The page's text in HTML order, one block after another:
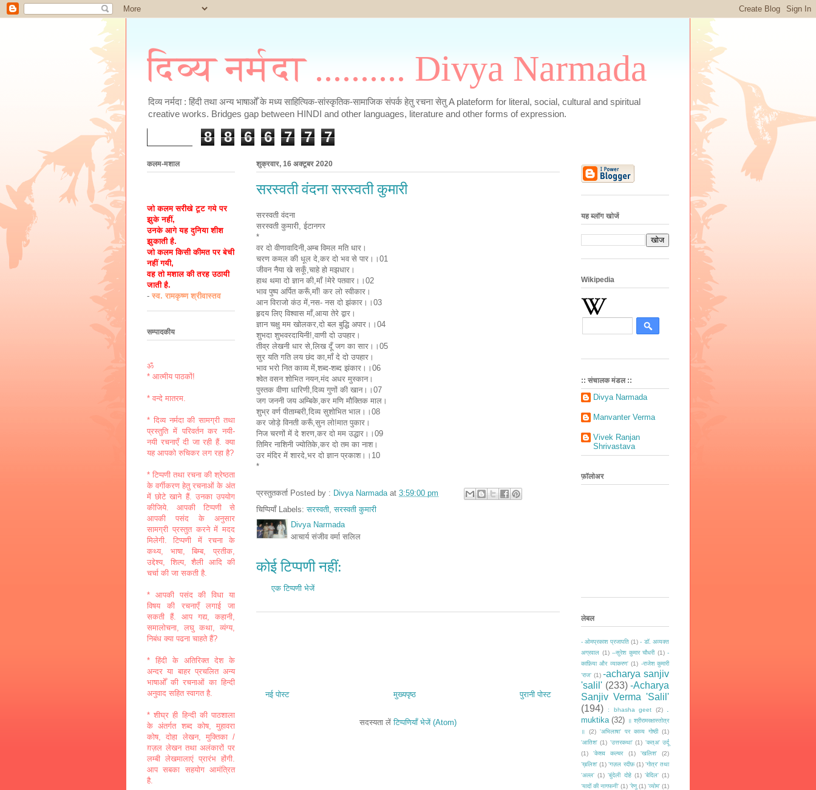
दिव्य नर्मदा .......... Divya Narmada
दिव्य नर्मदा : हिंदी तथा अन्य भाषाओँ के मध्य साहित्यिक-सांस्कृतिक-सामाजिक संपर्क हेतु रचना सेतु A plateform for literal, social, cultural and spiritual
creative works. Bridges gap between HINDI and other languages, literature and other forms of expression.
8 8 6 6 7 7 7
शुक्रवार, 16 अक्टूबर 2020
सरस्वती वंदना सरस्वती कुमारी
सरस्वती वंदना
सरस्वती कुमारी, ईटानगर
*
वर दो वीणावादिनी,अम्ब विमल मति धार।
चरण कमल की धूल दे,कर दो भव से पार।।01
जीवन नैया खे सकूँ,चाहे हो मझधार।
हाथ थमा दो ज्ञान की,माँ !मेरे पतवार।।02
भाव पुष्प अर्पित करूँ,माँ! कर लो स्वीकार।
आन विराजो कंठ में,नस- नस दो झंकार।।03
हृदय लिए विश्वास माँ,आया तेरे द्वार।
ज्ञान चक्षु मम खोलकर,दो बल बुद्धि अपार।।04
शुभदा शुभवरदायिनी!,वाणी दो उपहार।
तीव्र लेखनी धार से,लिख दूँ जग का सार।।05
सुर यति गति लय छंद का,माँ दे दो उपहार।
भाव भरो नित काव्य में,शब्द-शब्द झंकार।।06
श्वेत वसन शोभित नयन,मंद अधर मुस्कान।
पुस्तक वीणा धारिणी,दिव्य गुणों की खान।।07
जग जननी जय अम्बिके,कर मणि मौक्तिक माल।
शुभ्र वर्ण पीताम्बरी,दिव्य सुशोभित भाल।।08
कर जोड़े विनती करूँ,सुन लो!मात पुकार।
निज चरणों में दे शरण,कर दो मम उद्धार।।09
तिमिर नाशिनी ज्योतिके,कर दो तम का नाश।
उर मंदिर में शारदे,भर दो ज्ञान प्रकाश।।10
*
प्रस्तुतकर्ता Posted by : Divya Narmada at 3:59:00 pm
चिप्पियाँ Labels:सरस्वती ,सरस्वती कुमारी
Divya Narmada
आचार्य संजीव वर्मा सलिल
कोई टिप्पणी नहीं:
एक टिप्पणी भेजें
नई पोस्ट पुरानी पोस्ट
मुख्यपृष्ठ
सदस्यता लेंटिप्पणियाँ भेजें (Atom)
कलम-मशाल
जो कलम सरीखे टूट गये पर
झुके नहीं,
उनके आगे यह दुनिया शीश
झुकाती है.
जो कलम किसी कीमत पर बेची
नहीं गयी,
वह तो मशाल की तरह उठायी
जाती है.
- स्व. रामकृष्ण श्रीवास्तव
सम्पादकीय
ॐ
* आत्मीय पाठकों!
* वन्दे मातरम.
* दिव्य नर्मदा की सामग्री तथा
प्रस्तुति में परिवर्तन कर नयी-
नयी रचनाएँ दी जा रही हैं. क्या
यह आपको रुचिकर लग रहा है?
* टिप्पणी तथा रचना की श्रेष्ठता
के वर्गीकरण हेतु रचनाओं के अंत
में छोटे खाने हैं. उनका उपयोग
कीजिये. आपकी टिप्पणी से
आपकी पसंद के अनुसार
सामग्री प्रस्तुत करने में मदद
मिलेगी. टिप्पणी में रचना के
कथ्य, भाषा, बिम्ब, प्रतीक,
उद्देश्य, शिल्प, शैली आदि की
चर्चा की जा सकती है.
* आपकी पसंद की विधा या
विषय की रचनाएँ लगाई जा
सकती हैं. आप गद्य, कहानी,
समालोचना, लघु कथा, व्यंग्य,
निबंध क्या पढना चाहते हैं?
* हिंदी के अतिरिक्त देश के
अन्दर या बाहर प्रचलित अन्य
भाषाओँ की रचनाओं का हिन्दी
अनुवाद सहित स्वागत है.
* शीघ्र ही हिन्दी की पाठशाला
के अंतर्गत शब्द कोष, मुहावरा
कोष, दोहा लेखन, मुक्तिका /
ग़ज़ल लेखन तथा अलंकारों पर
लम्बी लेखमालाएं प्रारंभ होंगी.
आप सबका सहयोग आमंत्रित
है.
यह ब्लॉग खोजें
Wikipedia
:: संचालक मंडल ::
Divya Narmada
Manvanter Verma
Vivek Ranjan
Shrivastava
फ़ॉलोअर
लेबल
- ओमप्रकाश प्रजापति (1) - डॉ. अव्यक्त
अग्रवाल (1) --सुरेश कुमार चौधरी (1) -
काफ़िया और व्याकरण' (1) -राजेश कुमारी
‘राज‘ (1) -acharya sanjiv
'salil' (233) -Acharya
Sanjiv Verma 'Salil'
(194)
: bhasha geet (2)
muktika (32)
॥ श्रीरामरक्षास्तोत्र
॥
(2) 'अभिलाषा' पर काव्य गोष्ठी (1)
'आतिश' (1) 'उत्तरकथा' (1) 'कत्अ' उर्दू
(1)
'केशव कल्चर (1) 'खलिश'
(2)
’ख़लिश' (1) 'गज़ल रदीफ़ (1) 'गोत्र' तथा
'अल्ल' (1) 'बुंदेली दोहे (1) 'बेदिल' (1)
‘यादों की नागफनी’ (1) 'रेणु (1) 'व्योम' (1)